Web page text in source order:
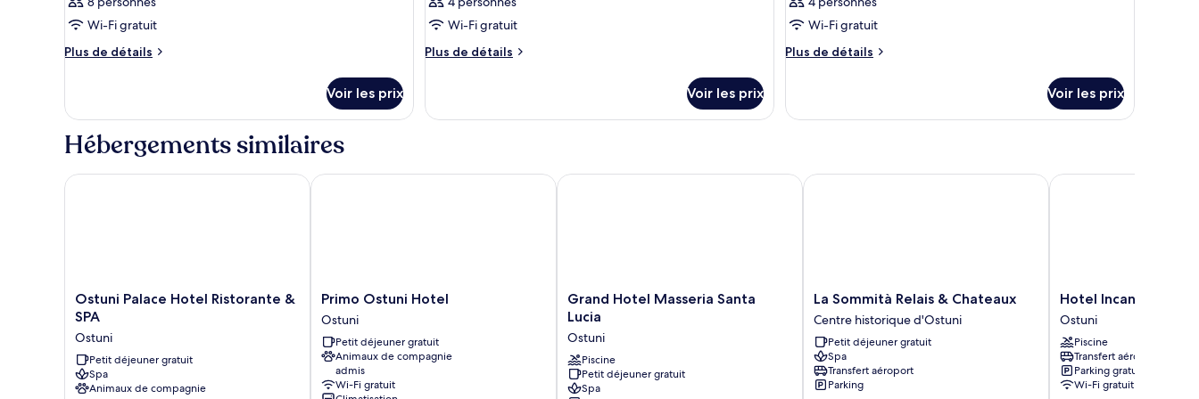
Wi-Fi gratuit
Plus de détails
Plus
le
type
de
Chambre
Voir les prix
Wi-Fi gratuit
Plus de détails
Plus
le
Chambre
Voir les prix
Wi-Fi gratuit
Plus de détails
Plus
le
Chambre
Voir les prix
Hébergements similaires
Ostuni
Palace
Ristorante
&
SPA
Ostuni
Ostuni Palace Hotel Ristorante &
SPA
Ostuni
Petit déjeuner gratuit
Spa
Animaux de compagnie
Ostuni Palace Hotel Ristorante & SPA
Primo
Ostuni
Hotel
Ostuni
Primo Ostuni Hotel
Ostuni
Petit déjeuner gratuit
Animaux de compagnie
admis
Wi-Fi gratuit
Primo Ostuni Hotel
Grand
Hotel
Santa
Lucia
Ostuni
Grand Hotel Masseria Santa
Lucia
Ostuni
Piscine
Petit déjeuner gratuit
Spa
Grand Hotel Masseria Santa Lucia
La
Sommità
Relais
&
Chateaux
Centre
historique
La Sommità Relais & Chateaux
Centre historique d'Ostuni
Petit déjeuner gratuit
Spa
Transfert aéroport
Parking
La Sommità Relais & Chateaux
Hotel
Incanto
Ostuni
Hotel Incanto
Ostuni
Piscine
Transfert aéroport
Parking gratuit
Wi-Fi gratuit
Hotel Incanto